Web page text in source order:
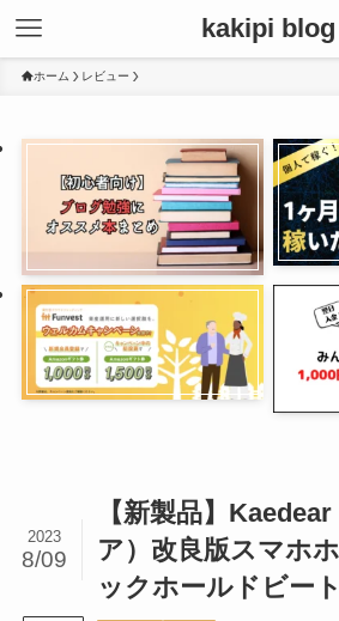
kakipi blog
ホーム レビュー
【新製品】
ア）改良版スマホ
ックホールドビート
2023
8/09